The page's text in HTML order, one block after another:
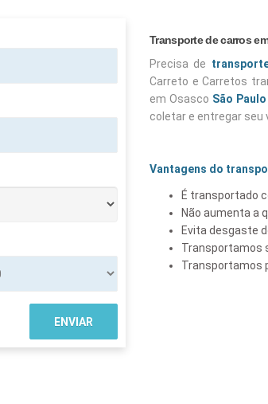
Transporte de carros
Precisa de
Carreto e Carretos
em Osasco São Paulo
coletar e entregar seu
Vantagens do
É transportado
Não aumenta a
Evita desgaste
Transportamos
Transportamos